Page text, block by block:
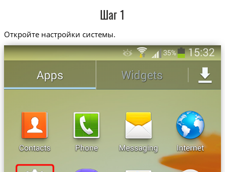
Шаг 1
Откройте настройки системы.